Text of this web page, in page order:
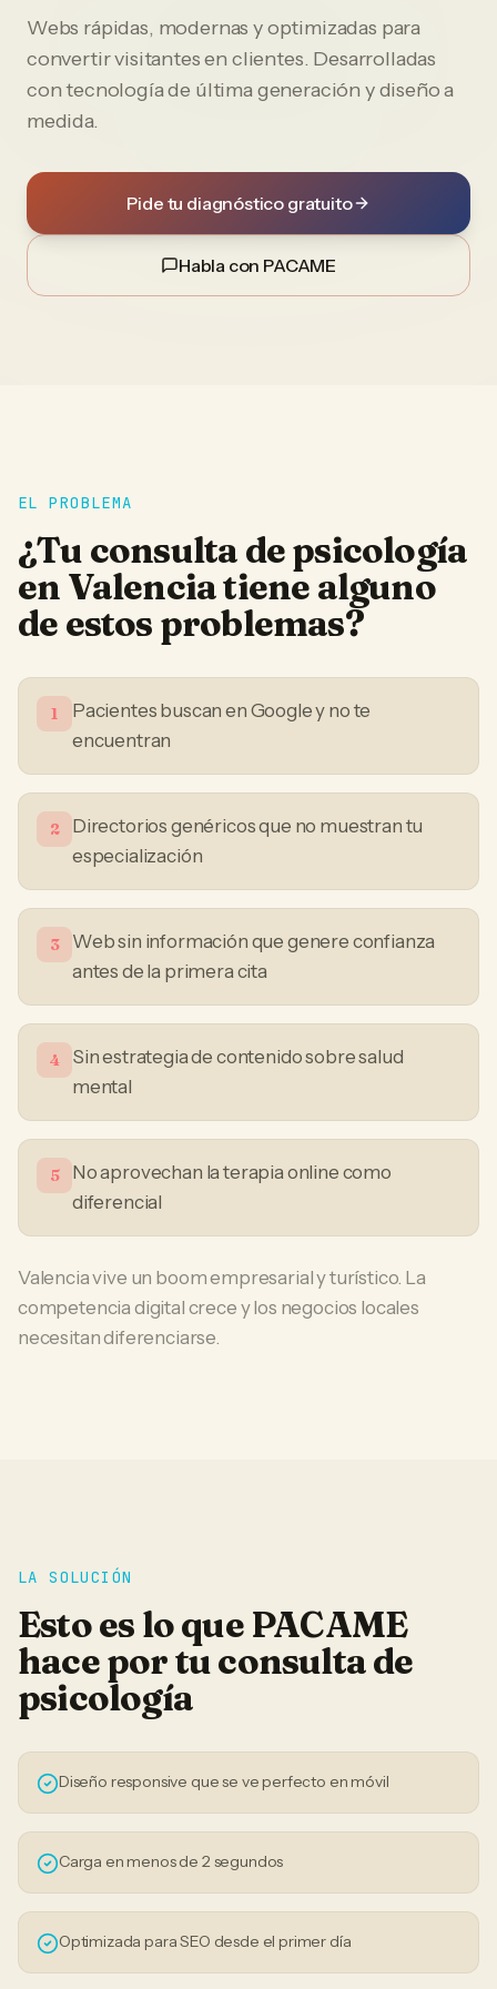
Webs rápidas, modernas y optimizadas para
convertir visitantes en clientes. Desarrolladas
con tecnología de última generación y diseño a
medida.
Pide tu diagnóstico gratuito
Habla con PACAME
EL PROBLEMA
¿Tu consulta de psicología
en Valenciatiene alguno
de estos problemas?
1
Pacientes buscan en Google y no te
encuentran
2
Directorios genéricos que no muestran tu
especialización
3
Web sin información que genere confianza
antes de la primera cita
4
Sin estrategia de contenido sobre salud
mental
5
No aprovechan la terapia online como
diferencial
Valencia vive un boom empresarial y turístico. La
competencia digital crece y los negocios locales
necesitan diferenciarse.
LA SOLUCIÓN
Esto es lo que PACAME
hace por tuconsulta de
psicología
Diseño responsive que se ve perfecto en móvil
Carga en menos de 2 segundos
Optimizada para SEO desde el primer día